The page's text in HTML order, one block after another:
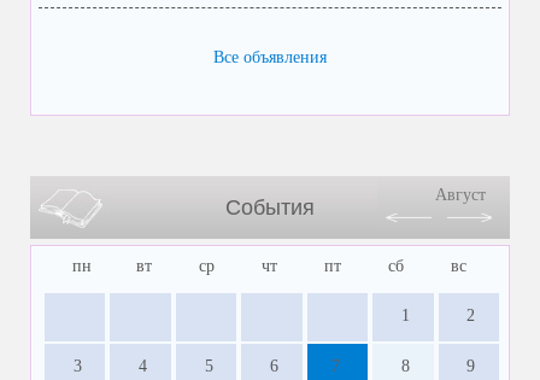
Все объявления
События
Август
пн вт ср чт пт сб вс
1 2
3 4 5 6 7 8 9